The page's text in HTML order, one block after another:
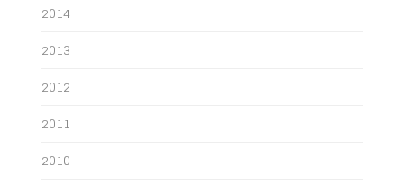
2014
2013
2012
2011
2010